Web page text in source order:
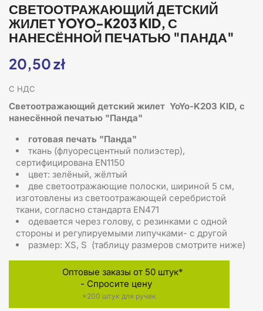
СВЕТООТРАЖАЮЩИЙ ДЕТСКИЙ
ЖИЛЕТ YOYO-K203 KID, С
НАНЕСЁННОЙ ПЕЧАТЬЮ "ПАНДА"
20,50 zł
С НДС
Светоотражающий детский жилет YoYo-K203 KID, с
нанесённой печатью "Панда"
готовая печать "Панда"
ткань (флуоресцентный полиэстер),
сертифицирована EN1150
цвет: зелёный, жёлтый
две светоотражающие полоски, шириной 5 см,
изготовлены из светоотражающей серебристой
ткани, согласно стандарта EN471
одевается через голову, с резинками с одной
стороны и регулируемыми липучками- с другой
размер: XS, S (таблицу размеров смотрите ниже)
Оптовые заказы от 50 штук*
- Спросите цену
*200 штук для ручек